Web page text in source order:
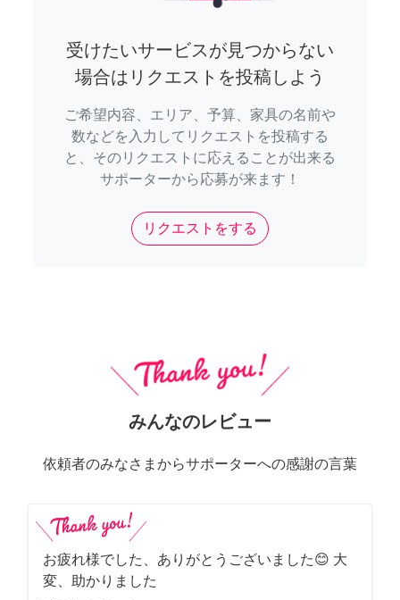
受けたいサービスが見つからない
場合はリクエストを投稿しよう
ご希望内容、エリア、予算、家具の名前や
数などを入力してリクエストを投稿する
と、そのリクエストに応えることが出来る
サポーターから応募が来ます！
リクエストをする
みんなのレビュー
依頼者のみなさまからサポーターへの感謝の言葉
お疲れ様でした、ありがとうございました😊 大
変、助かりました